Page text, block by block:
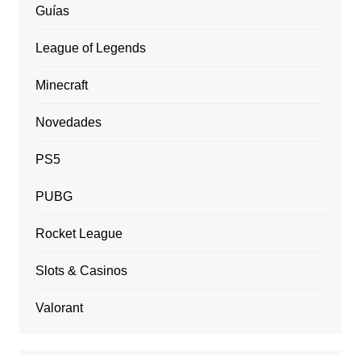
Guías
League of Legends
Minecraft
Novedades
PS5
PUBG
Rocket League
Slots & Casinos
Valorant